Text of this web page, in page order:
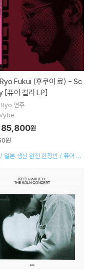
[퓨어 컬러 LP]
연주
85,800원
원
본 생산 완전 한정반 / 퓨어 바